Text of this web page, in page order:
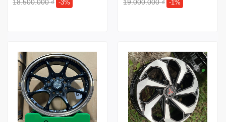
18.500.000₫ -3% 19.000.000₫ -1%